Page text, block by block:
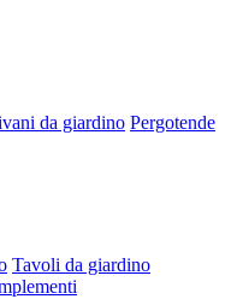
da giardino Pergotende
Tavoli da giardino